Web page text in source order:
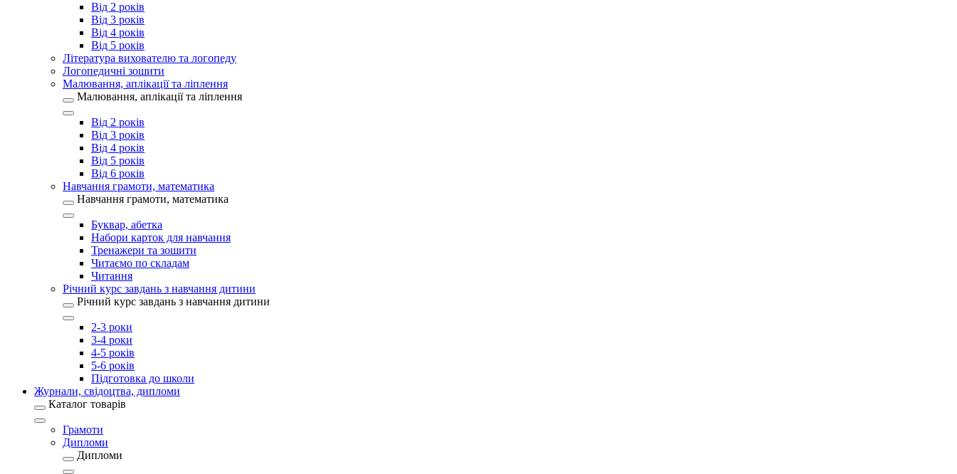
Від 2 років
Від 3 років
Від 4 років
Від 5 років
Література вихователю та логопеду
Логопедичні зошити
Малювання, аплікації та ліплення
Малювання, аплікації та ліплення
Від 2 років
Від 3 років
Від 4 років
Від 5 років
Від 6 років
Навчання грамоти, математика
Навчання грамоти, математика
Буквар, абетка
Набори карток для навчання
Тренажери та зошити
Читаємо по складам
Читання
Річний курс завдань з навчання дитини
Річний курс завдань з навчання дитини
2-3 роки
3-4 роки
4-5 років
5-6 років
Підготовка до школи
Журнали, свідоцтва, дипломи
Каталог товарів
Грамоти
Дипломи
Дипломи